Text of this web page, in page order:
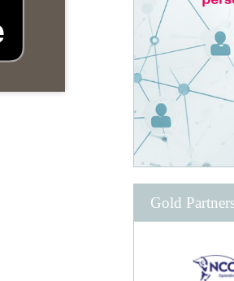
Gold